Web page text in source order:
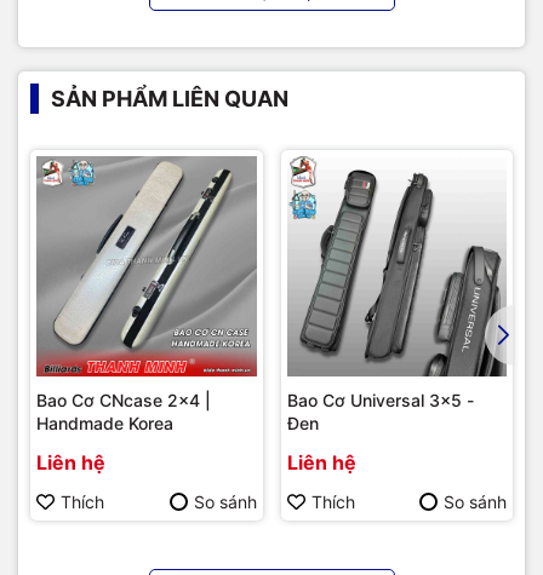
SẢN PHẨM LIÊN QUAN
Bao Cơ CNcase 2x4 |
Handmade Korea
Liên hệ
Thích So sánh
Bao Cơ Universal 3x5 -
Đen
Liên hệ
Thích So sánh